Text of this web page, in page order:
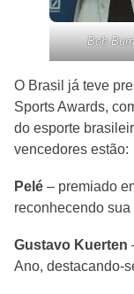
Bob
O Brasil já teve
Sports Awards,
do esporte
vencedores estão:
Pelé – premiado
reconhecendo
Gustavo Kuerten
Ano, destacando-